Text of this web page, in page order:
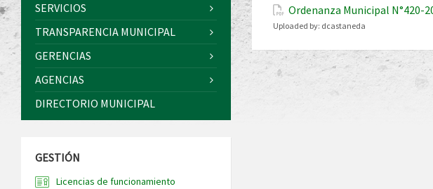
Ordenanza Municipal N°420-
Uploaded by: dcastaneda
SERVICIOS
TRANSPARENCIA MUNICIPAL
GERENCIAS
AGENCIAS
DIRECTORIO MUNICIPAL
GESTIÓN
Licencias de funcionamiento